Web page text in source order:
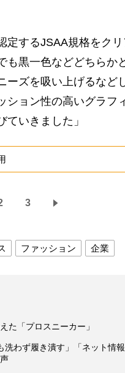
定するJSAA規格をク
も黒一色などどちらか
ーズを吸い上げるなど
ション性の高いグラフ
いきました」
3
ファッション 企業
た「プロスニーカー」
洗わず履き潰す」「ネット情